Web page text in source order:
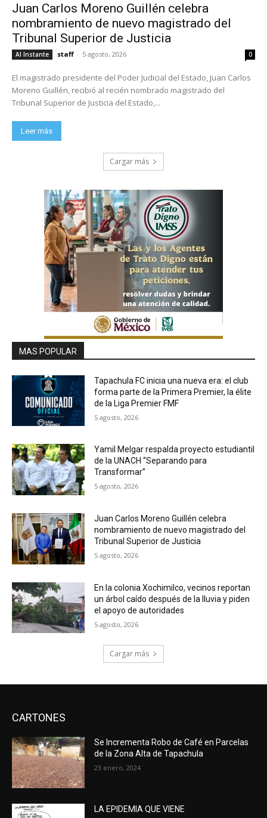
Juan Carlos Moreno Guillén celebra
nombramiento de nuevo magistrado del
Tribunal Superior de Justicia
Al Instante staff - 5 agosto, 2026 0
El magistrado presidente del Poder Judicial del Estado, Juan Carlos
Moreno Guillén, recibió al recién nombrado magistrado del
Tribunal Superior de Justicia del Estado,...
Leer más
Cargar más
MAS POPULAR
Tapachula FC inicia una nueva era: el club
forma parte de la Primera Premier, la élite
de la Liga Premier FMF
5 agosto, 2026
Yamil Melgar respalda proyecto estudiantil
de la UNACH “Separando para
Transformar”
5 agosto, 2026
Juan Carlos Moreno Guillén celebra
nombramiento de nuevo magistrado del
Tribunal Superior de Justicia
5 agosto, 2026
En la colonia Xochimilco, vecinos reportan
un árbol caído después de la lluvia y piden
el apoyo de autoridades
5 agosto, 2026
Cargar más
CARTONES
Se Incrementa Robo de Café en Parcelas
de la Zona Alta de Tapachula
23 enero, 2024
LA EPIDEMIA QUE VIENE